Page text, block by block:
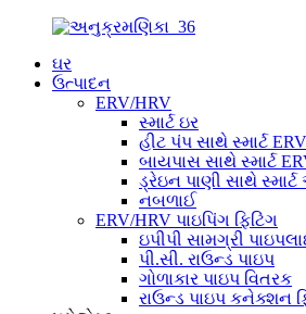
ઘર
ઉત્પાદન
ERV/HRV
સ્માર્ટ ઇર
હીટ પંપ સાથે સ્માર્ટ ERV
બાયપાસ સાથે સ્માર્ટ
ડ્રેઇન પાણી સાથે
નબળાઈ
ERV/HRV પાઇપિંગ ફિટિંગ
ઇપીપી સામગ્રી
પી.સી. રાઉન્ડ પાઇપ
ગોળાકાર પાઇપ વિતરક
રાઉન્ડ પાઇપ કનેક્શન